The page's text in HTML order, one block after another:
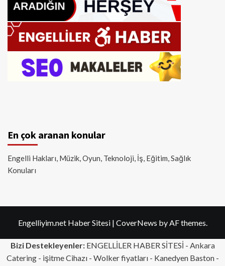
En çok aranan konular
Engelli Hakları, Müzik, Oyun, Teknoloji, İş, Eğitim, Sağlık
Konuları
Engelliyim.net Haber Sitesi | CoverNews by AF themes.
Bizi Destekleyenler:ENGELLİLER HABER SİTESİ - Ankara
Catering- işitme Cihazı - Wolker fiyatları - Kanedyen Baston -